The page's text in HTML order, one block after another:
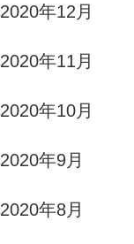
2020年12月
2020年11月
2020年10月
2020年9月
2020年8月